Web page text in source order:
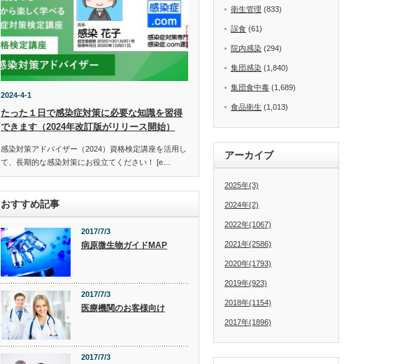
2024-4-1
たった１日で感染症対策に必要な知識を習得
できます（2024年改訂版がリリース開始）
感染対策アドバイザー（2024）資格検定講座を活用し
て、長期的な感染対策にお役立てください！ [e…
おすすめ記事
2017/7/3
病原微生物ガイドMAP
2017/7/3
医療機関のお客様向け
2017/7/3
衛生管理 (833)
誤食 (61)
院内感染 (294)
集団感染 (1,840)
集団食中毒 (1,689)
食品衛生 (1,013)
アーカイブ
2025年(3)
2024年(2)
2022年(1067)
2021年(2586)
2020年(1793)
2019年(923)
2018年(1154)
2017年(1896)